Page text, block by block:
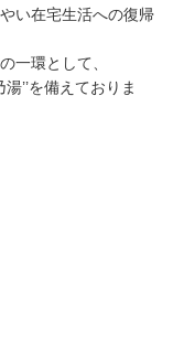
い在宅生活への復帰
一環として、
’’を備えておりま